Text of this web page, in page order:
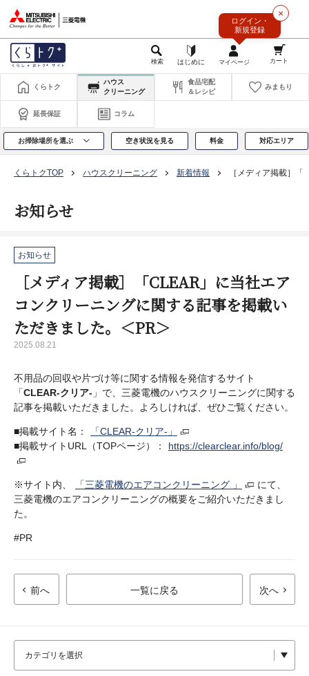
×
ログイン・
新規登録
くらトク
ハウス
クリーニング
食品宅配
＆レシピ
みまもり
延長保証 コラム
お掃除場所を選ぶ 空き状況を見る 料金 対応エリア
くらトクTOP ハウスクリーニング 新着情報 ［メディア掲載］
お知らせ
お知らせ
［メディア掲載］「CLEAR」に当社エア
コンクリーニングに関する記事を掲載い
ただきました。＜PR＞
2025.08.21
不用品の回収や片づけ等に関する情報を発信するサイト
「CLEAR-クリア- 」で、三菱電機のハウスクリーニングに関する
記事を掲載いただきました。よろしければ、ぜひご覧ください。
■掲載サイト名：
「CLEAR-クリア-」
■掲載サイトURL（TOPページ）：
https://clearclear.info/blog/
※サイト内、 「三菱電機のエアコンクリーニング 」
にて、
三菱電機のエアコンクリーニングの概要をご紹介いただきまし
た。
#PR
前へ 一覧に戻る 次へ